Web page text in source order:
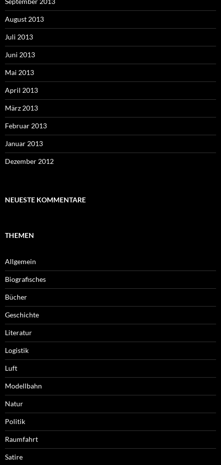
August 2013
Juli 2013
Juni 2013
Mai 2013
April 2013
März 2013
Februar 2013
Januar 2013
Dezember 2012
NEUESTE KOMMENTARE
THEMEN
Allgemein
Biografisches
Bücher
Geschichte
Literatur
Logistik
Luft
Modellbahn
Natur
Politik
Raumfahrt
Satire